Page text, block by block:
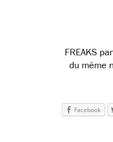
FREAKS
du même
Facebook